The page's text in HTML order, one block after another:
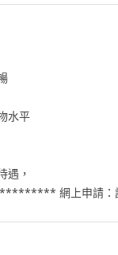
水平
遇，
網上申請：